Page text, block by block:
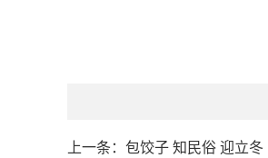
上一条： 包饺子 知民俗 迎立冬